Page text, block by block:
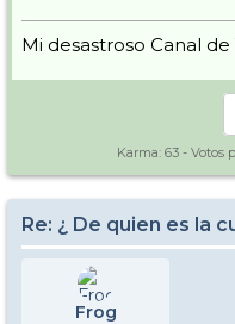
Mi desastroso Canal
Karma: 63 - Votos
Re: ¿ De quien es la
Frog